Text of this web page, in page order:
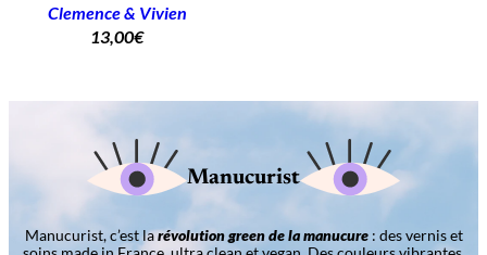
Clemence & Vivien
13,00€
Manucurist
Manucurist, c’est larévolution green de la manucure: des vernis et